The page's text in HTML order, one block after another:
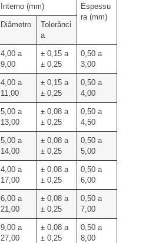
Interno (mm)
Espessu
ra (mm)
Diâmetro
Tolerânci
a
4,00 a
9,00
± 0,15 a
± 0,25
0,50 a
3,00
4,00 a
11,00
± 0,15 a
± 0,25
0,50 a
4,00
5,00 a
13,00
± 0,08 a
± 0,25
0,50 a
4,50
5,00 a
14,00
± 0,08 a
± 0,25
0,50 a
5,00
4,00 a
17,00
± 0,08 a
± 0,25
0,50 a
6,00
6,00 a
21,00
± 0,08 a
± 0,25
0,50 a
7,00
9,00 a
27,00
± 0,08 a
± 0,25
0,50 a
8,00